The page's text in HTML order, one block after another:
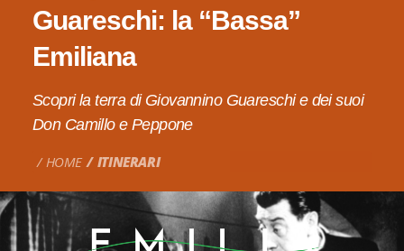
Guareschi: la “Bassa”
Emiliana
Scopri la terra di Giovannino Guareschi e dei suoi
Don Camillo e Peppone
HOME ITINERARI